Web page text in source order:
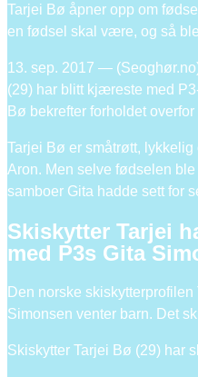
Tarjei Bø åpner opp om
en fødsel skal være, og så
13. sep. 2017 —
(29) har blitt kjæreste med
Bø bekrefter forholdet
Tarjei Bø er småtrøtt, lykkelig
Aron. Men selve fødselen
samboer Gita hadde sett for
Skiskytter Tarjei
med P3s Gita
Den norske
Simonsen venter barn. Det
Skiskytter Tarjei Bø (29) har